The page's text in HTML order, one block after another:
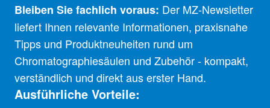
Bleiben Sie fachlich voraus: Der MZ-Newsletter
liefert Ihnen relevante Informationen, praxisnahe
Tipps und Produktneuheiten rund um
Chromatographiesäulen und Zubehör - kompakt,
verständlich und direkt aus erster Hand.
Ausführliche Vorteile: